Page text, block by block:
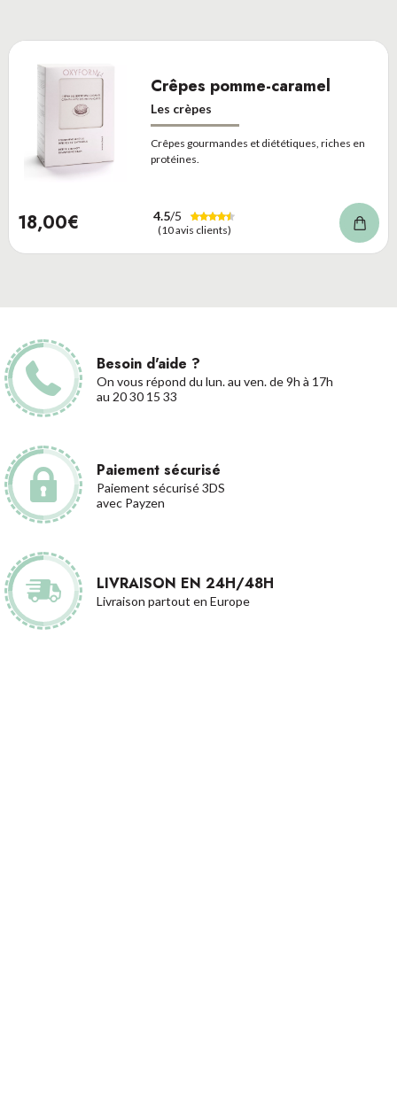
Crêpes pomme-caramel
Les crèpes
Crêpes gourmandes et diététiques, riches en
protéines.
18,00€ 4.5/5
(10 avis clients)
Besoin d'aide ?
On vous répond du lun. au ven. de 9h à 17h
au 20 30 15 33
Paiement sécurisé
Paiement sécurisé 3DS
avec Payzen
LIVRAISON EN 24H/48H
Livraison partout en Europe